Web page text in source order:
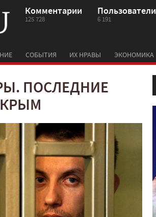
Комментарии
125 728
Пользователи
6 191
СОБЫТИЯ ИХ НРАВЫ ЭКОНОМИКА
ПОСЛЕДНИЕ